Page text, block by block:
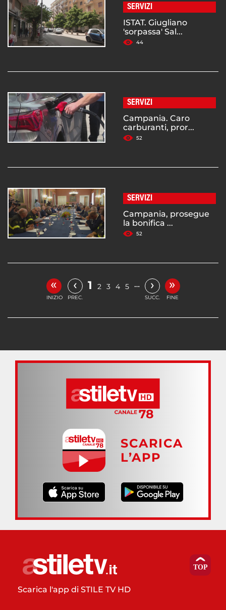
SERVIZI
ISTAT. Giugliano
'sorpassa' Sal...
44
SERVIZI
Campania. Caro
carburanti, pror...
52
SERVIZI
Campania, prosegue
la bonifica ...
52
«
INIZIO
‹
PREC.
1 2 3 4 5 … ›
SUCC.
»
FINE
SCARICA
L’APP
Scarica l'app di STILE TV HD